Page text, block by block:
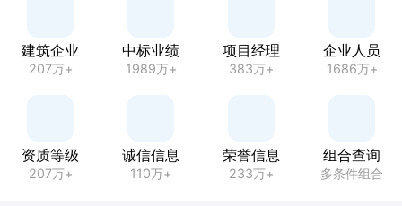
建筑企业
207万+
中标业绩
1989万+
项目经理
383万+
企业人员
1686万+
资质等级
207万+
诚信信息
110万+
荣誉信息
233万+
组合查询
多条件组合